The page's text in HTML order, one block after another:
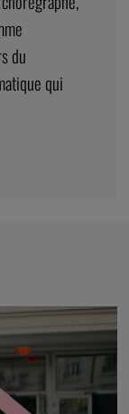
du
qui